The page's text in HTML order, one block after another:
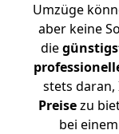
Umzüge
aber keine
die
stets daran,
Preisezu
bei